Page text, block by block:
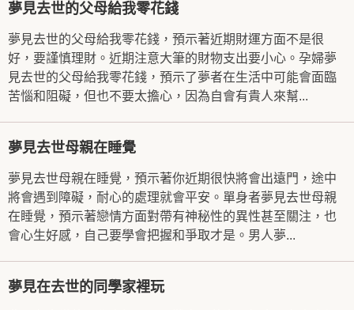
夢見去世的父母給我零花錢
夢見去世的父母給我零花錢，預示著近期財運方面不是很
好，要謹慎理財。近期注意大筆的財物支出要小心。孕婦夢
見去世的父母給我零花錢，預示了夢者在生活中可能會面臨
苦惱和阻礙，但也不要太擔心，因為自會有貴人來幫...
夢見去世母親在睡覺
夢見去世母親在睡覺，預示著你近期很快將會出遠門，途中
將會遇到障礙，耐心的處理就會平安。單身者夢見去世母親
在睡覺，預示著戀情方面對帶有神秘性的異性甚至關注，也
會心生好感，自己要學會把握和爭取才是。男人夢...
夢見在去世的同學家裡玩